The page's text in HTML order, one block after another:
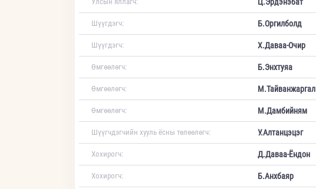
Шүүгдэгч: Б.Оргилболд
Шүүгдэгч: Х.Даваа-Очир
Өмгөөлөгч: Б.Энхтуяа
Өмгөөлөгч: М.Тайванжаргал
Өмгөөлөгч: М.Дамбийням
Шүүгчдэгчийн хууль ёсны төлөөлөгч: У.Алтанцэцэг
Хохирогч: Д.Даваа-Ёндон
Хохирогч: Б.Анхбаяр